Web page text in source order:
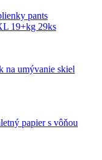
19+kg 29ks
na umývanie skiel
papier s vôňou